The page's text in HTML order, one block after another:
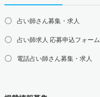
占い師さん募集・求人
占い師求人 応募申込フォーム
電話占い師さん募集・求人